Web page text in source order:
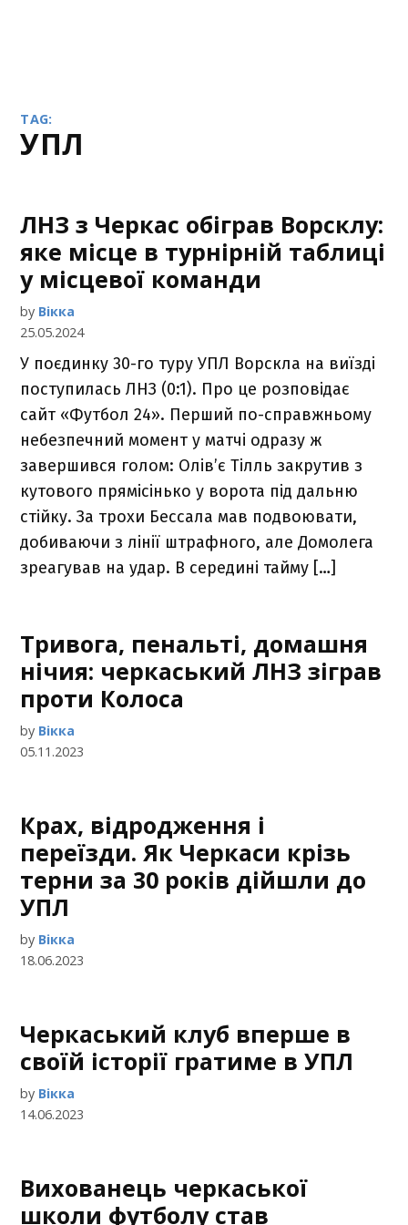
TAG:
УПЛ
ЛНЗ з Черкас обіграв Ворсклу:
яке місце в турнірній таблиці
у місцевої команди
by Вікка
25.05.2024
У поєдинку 30-го туру УПЛ Ворскла на виїзді
поступилась ЛНЗ (0:1). Про це розповідає
сайт «Футбол 24». Перший по-справжньому
небезпечний момент у матчі одразу ж
завершився голом: Олів’є Тілль закрутив з
кутового прямісінько у ворота під дальню
стійку. За трохи Бессала мав подвоювати,
добиваючи з лінії штрафного, але Домолега
зреагував на удар. В середині тайму […]
Тривога, пенальті, домашня
нічия: черкаський ЛНЗ зіграв
проти Колоса
by Вікка
05.11.2023
Крах, відродження і
переїзди. Як Черкаси крізь
терни за 30 років дійшли до
УПЛ
by Вікка
18.06.2023
Черкаський клуб вперше в
своїй історії гратиме в УПЛ
by Вікка
14.06.2023
Вихованець черкаської
школи футболу став